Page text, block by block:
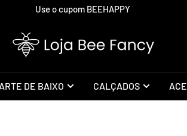
Use o cupom BEEHAPPY
Loja
Bee
DE BAIXO CALÇADOS